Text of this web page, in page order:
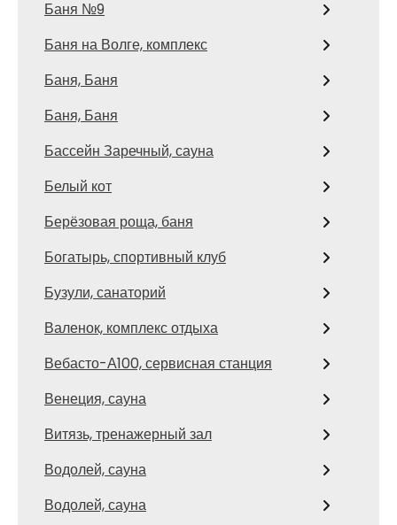
Баня №9
Баня на Волге, комплекс
Баня, Баня
Баня, Баня
Бассейн Заречный, сауна
Белый кот
Берёзовая роща, баня
Богатырь, спортивный клуб
Бузули, санаторий
Валенок, комплекс отдыха
Вебасто-А100, сервисная станция
Венеция, сауна
Витязь, тренажерный зал
Водолей, сауна
Водолей, сауна